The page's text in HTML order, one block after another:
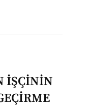
İŞÇİNİN